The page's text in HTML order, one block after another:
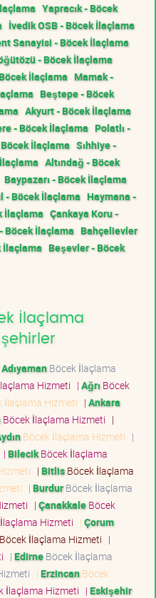
Yapracık - Böcek
İvedik OSB - Böcek İlaçlama
Sanayisi - Böcek İlaçlama
- Böcek İlaçlama
İlaçlama Mamak -
Beştepe - Böcek
Akyurt - Böcek İlaçlama
- Böcek İlaçlama Polatlı -
Böcek İlaçlama Sıhhiye -
Altındağ - Böcek
Baypazarı - Böcek İlaçlama
- Böcek İlaçlama Haymana -
İlaçlama Çankaya Koru -
Böcek İlaçlama Bahçelievler
İlaçlama Beşevler - Böcek
İlaçlama
AdıyamanBöcek İlaçlama
Hizmeti | Ağrı Böcek
İlaçlama Hizmeti | Ankara
Böcek İlaçlama Hizmeti |
Böcek İlaçlama Hizmeti |
| BilecikBöcek İlaçlama
| BitlisBöcek İlaçlama
| BurdurBöcek İlaçlama
| ÇanakkaleBöcek
Hizmeti | Çorum
Böcek İlaçlama Hizmeti |
| EdirneBöcek İlaçlama
| ErzincanBöcek
İlaçlama Hizmeti | Eskişehir